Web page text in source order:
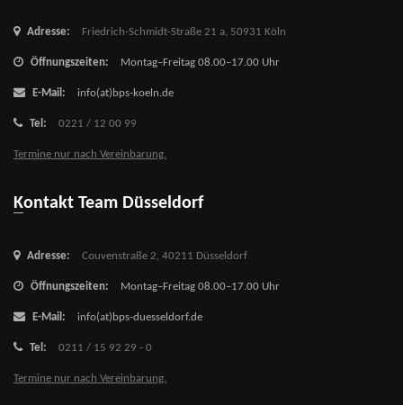
Adresse: Friedrich-Schmidt-Straße 21 a, 50931 Köln
Öffnungszeiten: Montag–Freitag 08.00–17.00 Uhr
E-Mail: info(at)bps-koeln.de
Tel: 0221 / 12 00 99
Termine nur nach Vereinbarung.
Kontakt Team Düsseldorf
Adresse: Couvenstraße 2, 40211 Düsseldorf
Öffnungszeiten: Montag–Freitag 08.00–17.00 Uhr
E-Mail: info(at)bps-duesseldorf.de
Tel: 0211 / 15 92 29 - 0
Termine nur nach Vereinbarung.